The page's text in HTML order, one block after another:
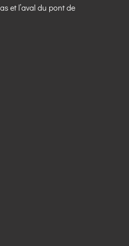
et l’aval du pont de